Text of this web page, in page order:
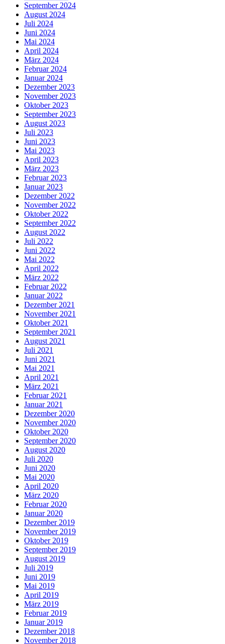
September 2024
August 2024
Juli 2024
Juni 2024
Mai 2024
April 2024
März 2024
Februar 2024
Januar 2024
Dezember 2023
November 2023
Oktober 2023
September 2023
August 2023
Juli 2023
Juni 2023
Mai 2023
April 2023
März 2023
Februar 2023
Januar 2023
Dezember 2022
November 2022
Oktober 2022
September 2022
August 2022
Juli 2022
Juni 2022
Mai 2022
April 2022
März 2022
Februar 2022
Januar 2022
Dezember 2021
November 2021
Oktober 2021
September 2021
August 2021
Juli 2021
Juni 2021
Mai 2021
April 2021
März 2021
Februar 2021
Januar 2021
Dezember 2020
November 2020
Oktober 2020
September 2020
August 2020
Juli 2020
Juni 2020
Mai 2020
April 2020
März 2020
Februar 2020
Januar 2020
Dezember 2019
November 2019
Oktober 2019
September 2019
August 2019
Juli 2019
Juni 2019
Mai 2019
April 2019
März 2019
Februar 2019
Januar 2019
Dezember 2018
November 2018